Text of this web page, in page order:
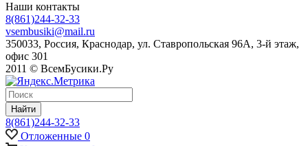
Наши контакты
8(861)244-32-33
vsembusiki@mail.ru
350033, Россия, Краснодар, ул. Ставропольская 96А, 3-й этаж,
офис 301
2011 © ВсемБусики.Ру
Найти
8(861)244-32-33
Отложенные 0